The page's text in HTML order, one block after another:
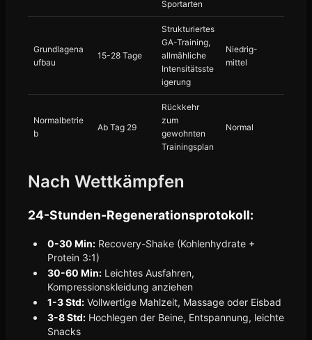
Sportarten
Grundlagena
ufbau
15-28 Tage
Strukturiertes
GA-Training,
allmähliche
Intensitätsste
igerung
Niedrig-
mittel
Normalbetrie
b
Ab Tag 29
Rückkehr
zum
gewohnten
Trainingsplan
Normal
Nach Wettkämpfen
24-Stunden-Regenerationsprotokoll:
0-30 Min: Recovery-Shake (Kohlenhydrate +
Protein 3:1)
30-60 Min: Leichtes Ausfahren,
Kompressionskleidung anziehen
1-3 Std: Vollwertige Mahlzeit, Massage oder Eisbad
3-8 Std: Hochlegen der Beine, Entspannung, leichte
Snacks